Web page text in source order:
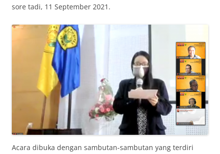
sore tadi, 11 September 2021.
Acara dibuka dengan sambutan-sambutan yang terdiri